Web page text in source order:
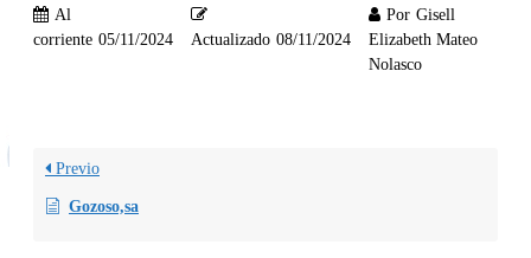
Al
corriente 05/11/2024 Actualizado 08/11/2024
Por Gisell
Elizabeth Mateo
Nolasco
Previo
Gozoso,sa